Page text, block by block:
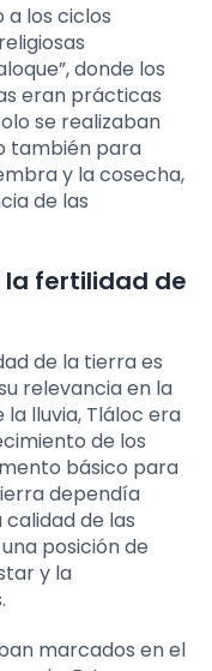
a los ciclos
donde los
eran prácticas
se realizaban
también para
y la cosecha,
de las
la fertilidad de
de la tierra es
relevancia en la
lluvia, Tláloc era
de los
básico para
dependía
de las
posición de
y la
marcados en el